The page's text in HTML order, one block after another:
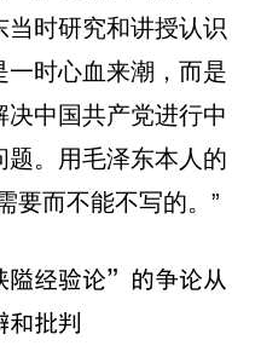
时研究和讲授认识
时心血来潮，而是
中国共产党进行中
题。用毛泽东本人的
要而不能不写的。”
隘经验论”的争论从
批判